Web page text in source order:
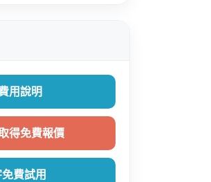
用說明
得免費報價
費試用